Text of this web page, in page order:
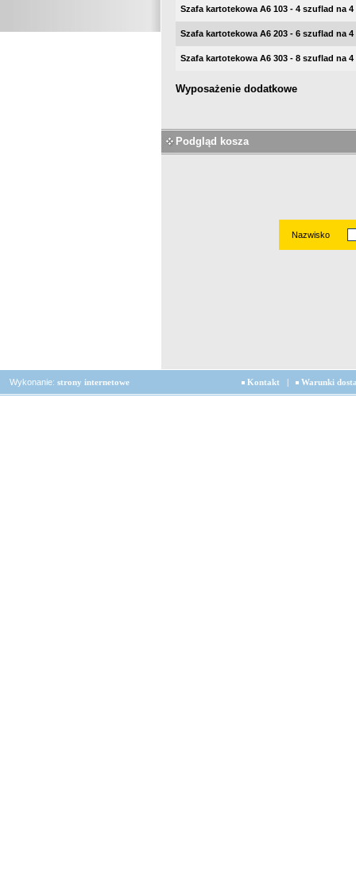
Szafa kartotekowa A6 103 - 4 szuflad na
Szafa kartotekowa A6 203 - 6 szuflad na
Szafa kartotekowa A6 303 - 8 szuflad na
Wyposażenie dodatkowe
Podgląd kosza
Nazwisko
Wykonanie: strony internetowe Kontakt | Warunki